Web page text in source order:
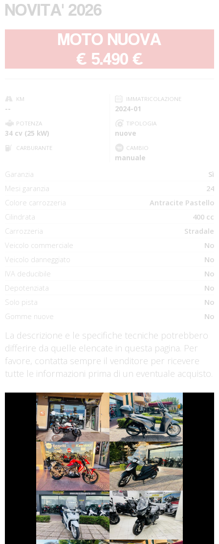
NOVITA' 2026
MOTO NUOVA
€ 5.490 €
KM
--
IMMATRICOLAZIONE
2024-01
POTENZA
34 cv (25 kW)
TIPOLOGIA
nuove
CARBURANTE CAMBIO
manuale
Garanzia
Sì
Mesi garanzia
24
Colore carrozzeria
Antracite Pastello
Cilindrata
400 cc
Carrozzeria
Stradale
Veicolo commerciale
No
Veicolo danneggiato
No
IVA deducibile
No
Depotenziata
No
Solo pista
No
Gomme nuove
No
La descrizione e le specifiche tecniche potrebbero
differire da quelle elencate in questa pagina. Per
favore, contatta sempre il venditore per ricevere
tutte le informazioni prima di un eventuale acquisto.
BENELLI BN HONDA SH
KEEWAY RKF
€ 2.800 €
PIAGGIO MEDLEY
€ 2.990 €
HONDA SH
€ 2.890 €
SYM JOYRIDE
€ 4.290 €
€ 1.650 € € 3.390 €